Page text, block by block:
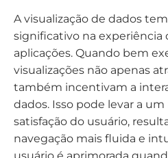
A visualização de dados
significativo na experiência
aplicações. Quando bem
visualizações não apenas
também incentivam a
dados. Isso pode levar a
satisfação do usuário,
navegação mais fluida e